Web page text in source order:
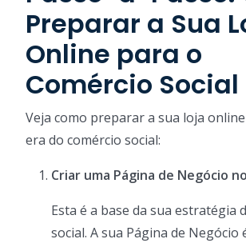
Preparar a Sua
Online para o
Comércio Social
Veja como preparar a sua loja
era do comércio social:
Criar uma Página de Negócio
Esta é a base da sua estratégia
social. A sua Página de Negócio